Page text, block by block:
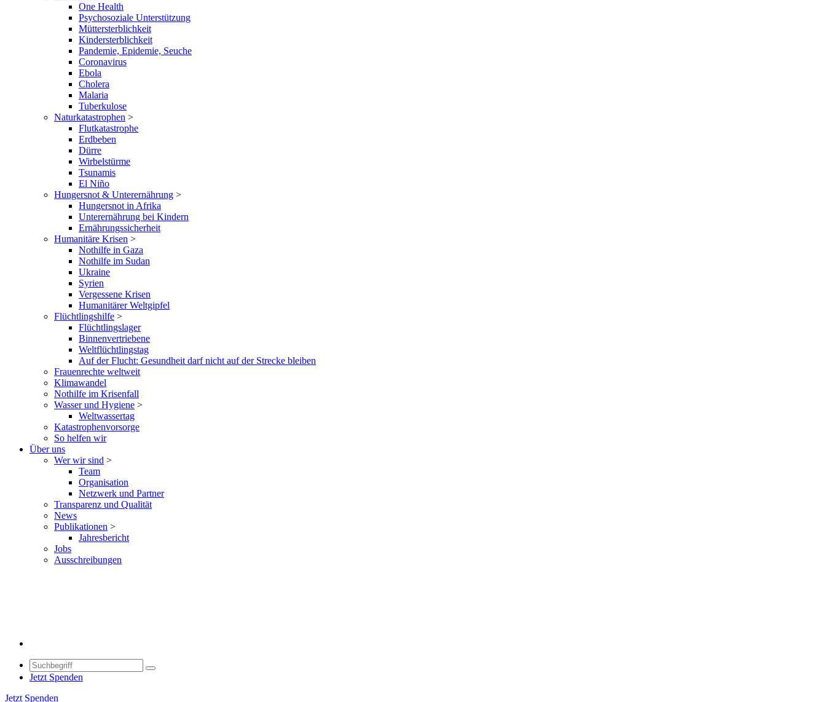
One Health
Psychosoziale Unterstützung
Müttersterblichkeit
Kindersterblichkeit
Pandemie, Epidemie, Seuche
Coronavirus
Ebola
Cholera
Malaria
Tuberkulose
Naturkatastrophen >
Flutkatastrophe
Erdbeben
Dürre
Wirbelstürme
Tsunamis
El Niño
Hungersnot & Unterernährung >
Hungersnot in Afrika
Unterernährung bei Kindern
Ernährungssicherheit
Humanitäre Krisen >
Nothilfe in Gaza
Nothilfe im Sudan
Ukraine
Syrien
Vergessene Krisen
Humanitärer Weltgipfel
Flüchtlingshilfe >
Flüchtlingslager
Binnenvertriebene
Weltflüchtlingstag
Auf der Flucht: Gesundheit darf nicht auf der Strecke bleiben
Frauenrechte weltweit
Klimawandel
Nothilfe im Krisenfall
Wasser und Hygiene >
Weltwassertag
Katastrophenvorsorge
So helfen wir
Über uns
Wer wir sind >
Team
Organisation
Netzwerk und Partner
Transparenz und Qualität
News
Publikationen >
Jahresbericht
Jobs
Ausschreibungen
Jetzt Spenden
Jetzt Spenden